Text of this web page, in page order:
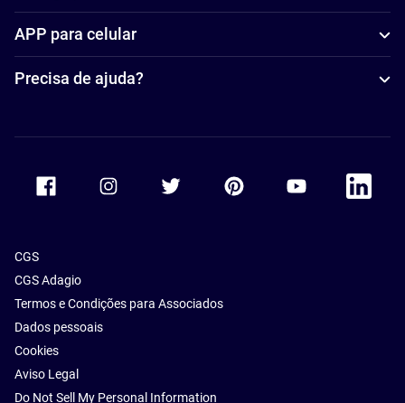
APP para celular
Precisa de ajuda?
Accor Youtube
Accor
CGS
CGS Adagio
Termos e Condições para Associados
Dados pessoais
Cookies
Aviso Legal
Do Not Sell My Personal Information